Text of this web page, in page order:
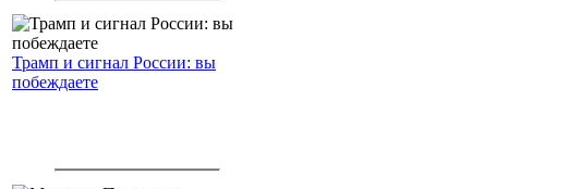
Трамп и сигнал России: вы
побеждаете